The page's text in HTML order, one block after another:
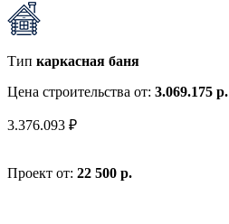
Тип каркасная баня
Цена строительства от: 3.069.175 р.
3.376.093 ₽
Проект от: 22 500 р.